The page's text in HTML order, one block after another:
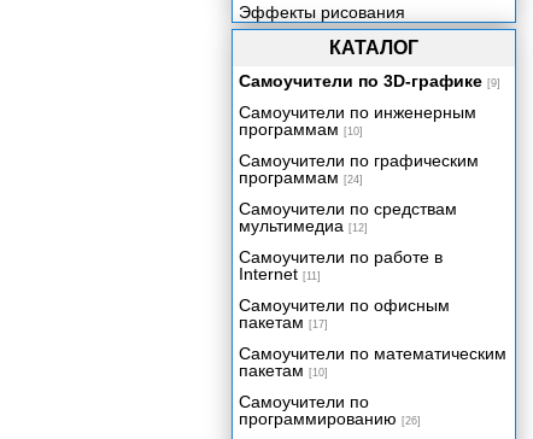
Эффекты рисования
Системы частиц и динамика
для пользователей МАХ.
Приложение Б. Работа с Maya
для пользователей LightWave.
Приложение В. Операционные
системы.
Приложение Г. Основные
клавиатурные комбинации в
Maya.
КАТАЛОГ
Самоучители по 3D-графике [9]
Самоучители по инженерным
программам [10]
Самоучители по графическим
программам [24]
Самоучители по средствам
мультимедиа [12]
Самоучители по работе в
Internet [11]
Самоучители по офисным
пакетам [17]
Самоучители по математическим
пакетам [10]
Самоучители по
программированию [26]